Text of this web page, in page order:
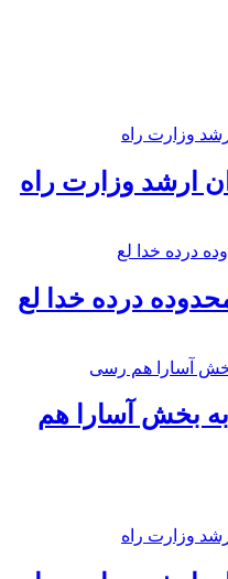
ارشد وزارت راه
درده خدا لع
به بخش آسارا هم